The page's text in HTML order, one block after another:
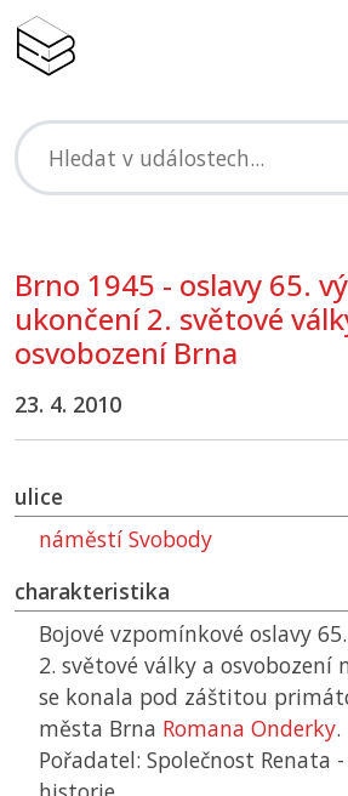
Brno 1945 - oslavy 65.
ukončení 2. světové
osvobození Brna
23. 4. 2010
ulice
náměstí Svobody
charakteristika
Bojové vzpomínkové oslavy
2. světové války a osvobození
se konala pod záštitou
města Brna Romana Onderky.
Pořadatel: Společnost Renata